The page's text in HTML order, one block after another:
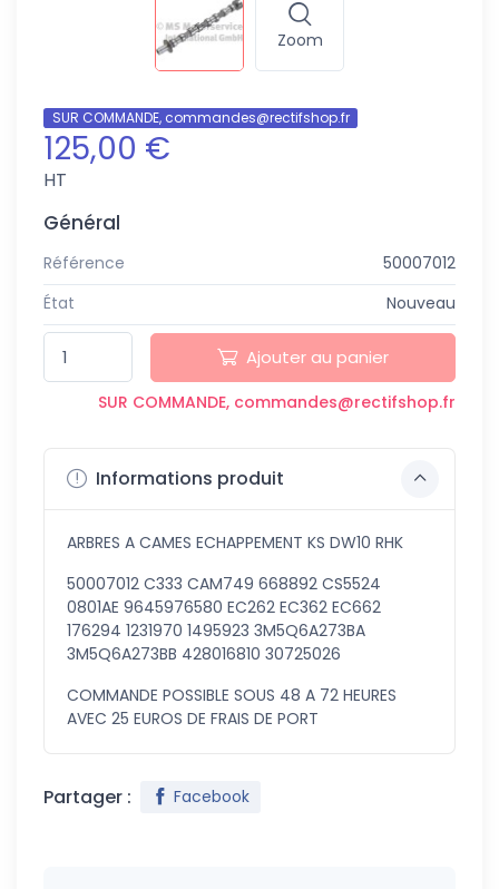
Zoom
SUR COMMANDE, commandes@rectifshop.fr
125,00 €
HT
Général
Référence
50007012
État
Nouveau
Ajouter au panier
SUR COMMANDE, commandes@rectifshop.fr
Informations produit
ARBRES A CAMES ECHAPPEMENT KS DW10 RHK
50007012 C333 CAM749 668892 CS5524
0801AE 9645976580 EC262 EC362 EC662
176294 1231970 1495923 3M5Q6A273BA
3M5Q6A273BB 428016810 30725026
COMMANDE POSSIBLE SOUS 48 A 72 HEURES
AVEC 25 EUROS DE FRAIS DE PORT
Partager : Facebook